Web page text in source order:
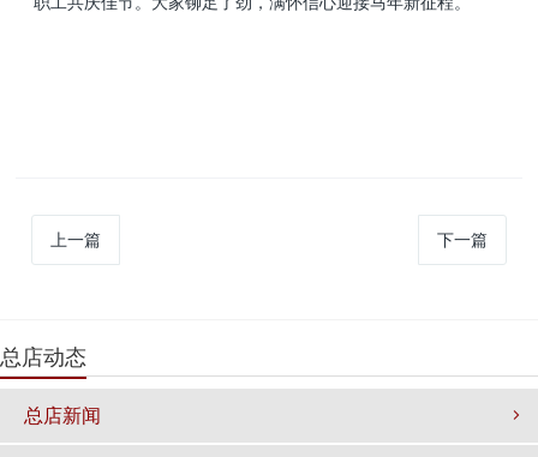
上一篇 下一篇
总店动态
总店新闻